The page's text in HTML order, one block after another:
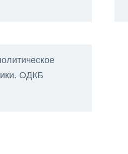
ОДКБ